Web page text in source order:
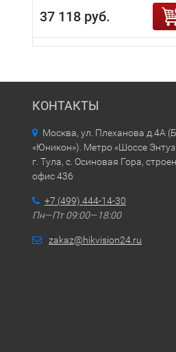
37 118 руб.
КОНТАКТЫ
Москва, ул. Плеханова д.4А
«Юникон»). Метро «Шоссе
г. Тула, с. Осиновая Гора,
офис 436
+7 (499) 444-14-30
Пн—Пт 09:00—18:00
zakaz@hikvision24.ru